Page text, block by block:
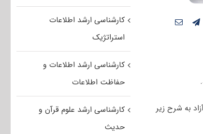
به شرح زیر
کارشناسی ارشد اطلاعات
استراتژیک
کارشناسی ارشد اطلاعات و
حفاظت اطلاعات
کارشناسی ارشد علوم قرآن و
حدیث